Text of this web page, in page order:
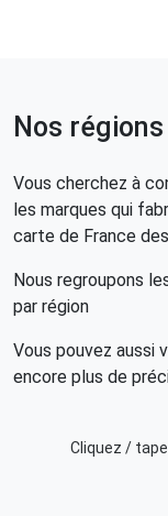
Nos
Vous cherchez à
les marques qui
carte de France
Nous regroupons
par région
Vous pouvez aussi
encore plus de
Cliquez /